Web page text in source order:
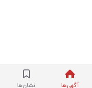
آگهی‌ها نشان‌ها